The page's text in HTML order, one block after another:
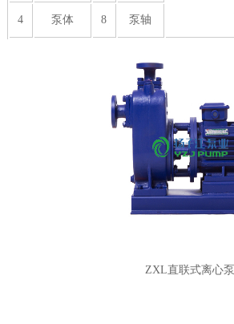
4 泵体 8 泵轴
ZXL直联式离心泵